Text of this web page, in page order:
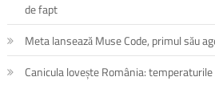
de fapt
Meta lansează Muse Code, primul său
Canicula lovește România: